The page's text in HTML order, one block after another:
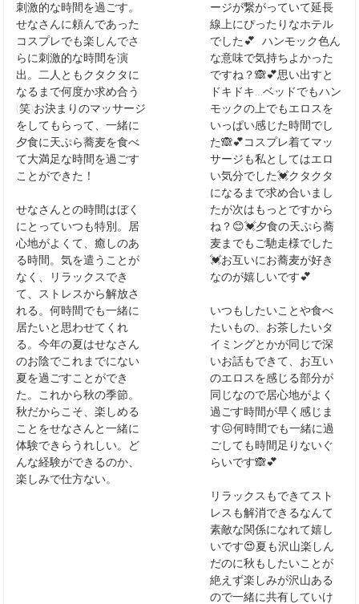
刺激的な時間を過ごす。
せなさんに頼んであった
コスプレでも楽しんでさ
らに刺激的な時間を演
出。二人ともクタクタに
なるまで何度か求め合う
(笑)お決まりのマッサージ
をしてもらって、一緒に
夕食に天ぷら蕎麦を食べ
て大満足な時間を過ごす
ことができた！
せなさんとの時間はぼく
にとっていつも特別。居
心地がよくて、癒しのあ
る時間。気を遣うことが
なく、リラックスでき
て、ストレスから解放さ
れる。何時間でも一緒に
居たいと思わせてくれ
る。今年の夏はせなさん
のお陰でこれまでにない
夏を過ごすことができ
た。これから秋の季節。
秋だからこそ、楽しめる
ことをせなさんと一緒に
体験できらうれしい。ど
んな経験ができるのか、
楽しみで仕方ない。
ージが繋がっていて延長
線上にぴったりなホテル
でした💕 ハンモック色ん
な意味で気持ちよかった
ですね？🙈💕思い出すと
ドキドキ…ベッドでもハン
モックの上でもエロスを
いっぱい感じた時間でし
た🙈💕コスプレ着てマッ
サージも私としてはエロ
い気分でした💓クタクタ
になるまで求め合いまし
たが次はもっとですから
ね？😊💓夕食の天ぷら蕎
麦までもご馳走様でした
💓お互いにお蕎麦が好き
なのが嬉しいです💕
いつもしたいことや食べ
たいもの、お茶したいタ
イミングとかが同じで深
いお話もできて、お互い
のエロスを感じる部分が
同じなので居心地がよく
過ごす時間が早く感じま
す😖何時間でも一緒に過
ごしても時間足りないぐ
らいです🙈💕
リラックスもできてスト
レスも解消できるなんて
素敵な関係になれて嬉し
いです😍夏も沢山楽しん
だのに秋もしたいことが
絶えず楽しみが沢山ある
ので一緒に共有していけ